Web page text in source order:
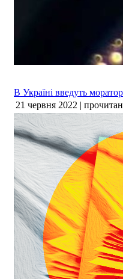
В Україні введуть
21 червня 2022 |